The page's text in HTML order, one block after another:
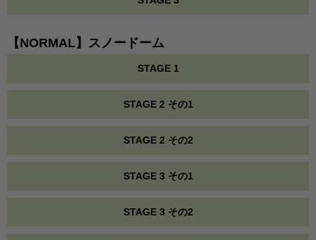
【NORMAL】スノードーム
STAGE 1
STAGE 2 その1
STAGE 2 その2
STAGE 3 その1
STAGE 3 その2